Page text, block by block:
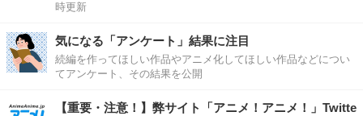
時更新
気になる「アンケート」結果に注目
続編を作ってほしい作品やアニメ化してほしい作品などについ
てアンケート、その結果を公開
【重要・注意！】弊サイト「アニメ！アニメ！」Twitte